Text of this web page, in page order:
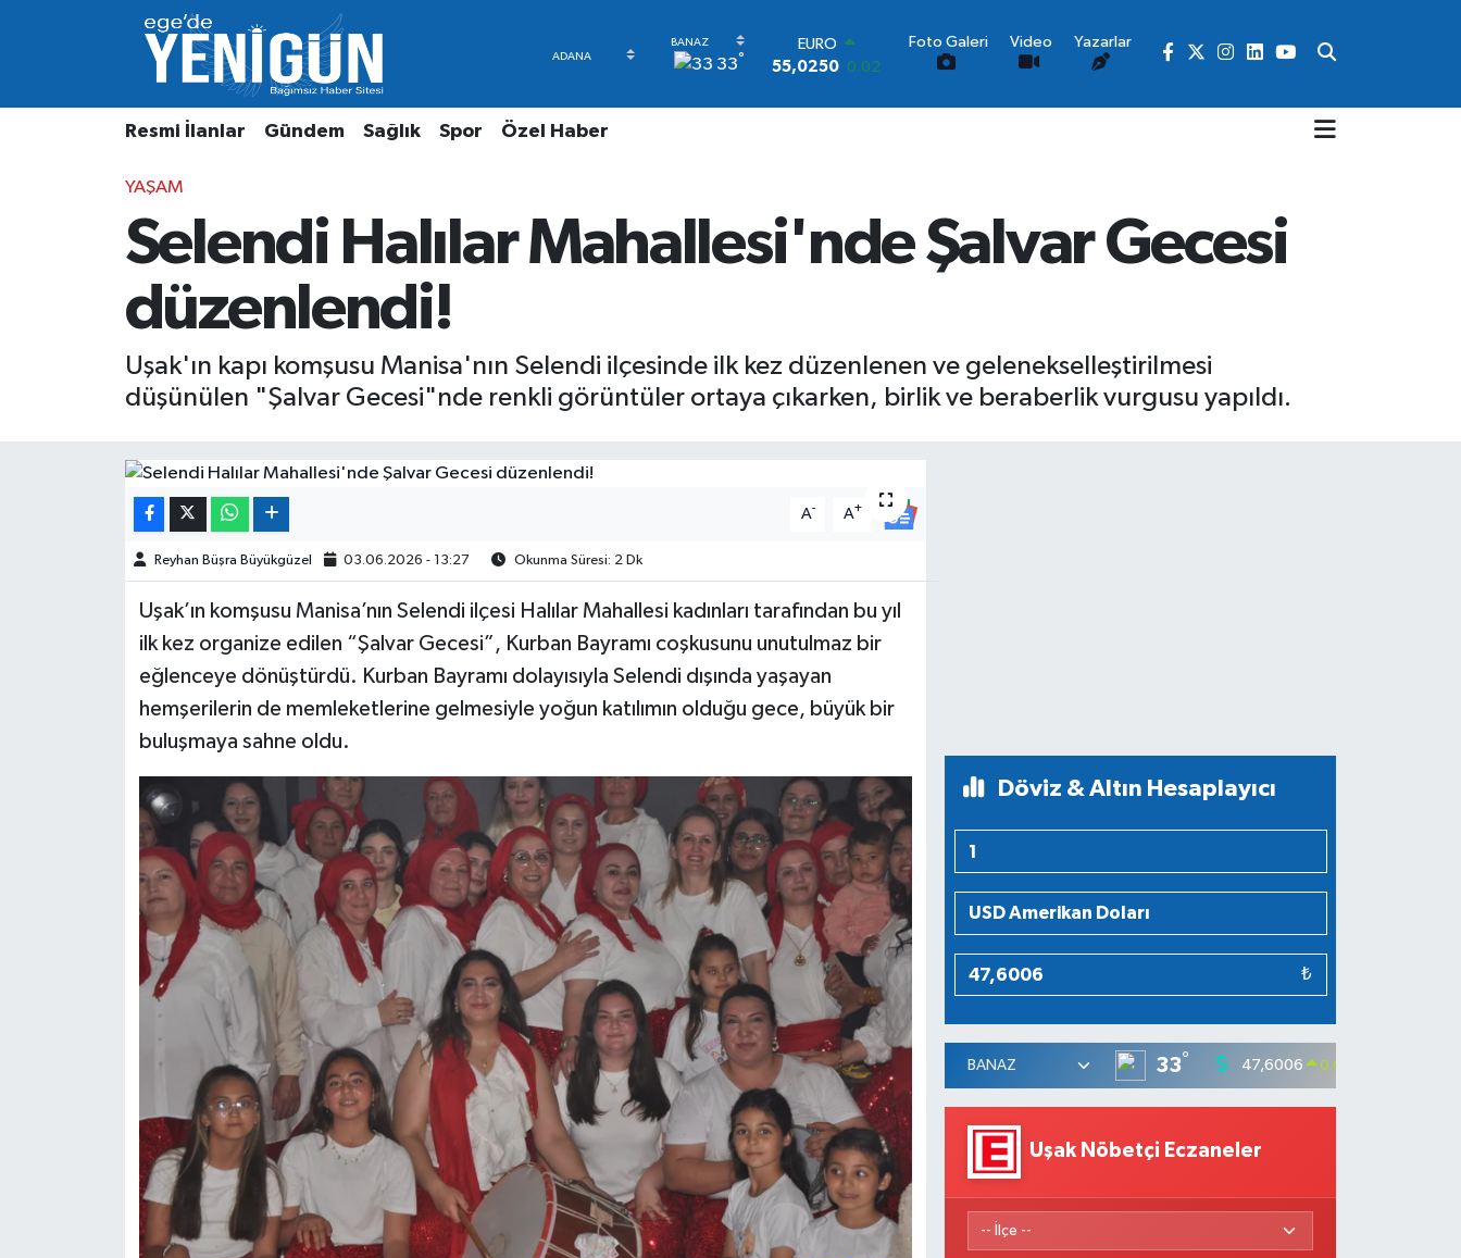
33°
STERLİN
64,2398
0.2
6513.94 0.32
DOLAR
47,6006
0.06
Foto Galeri Video Yazarlar
Resmi İlanlar Gündem Sağlık Spor Özel Haber
YAŞAM
Selendi Halılar Mahallesi'nde Şalvar Gecesi
düzenlendi!
Uşak'ın kapı komşusu Manisa'nın Selendi ilçesinde ilk kez düzenlenen ve gelenekselleştirilmesi
düşünülen "Şalvar Gecesi"nde renkli görüntüler ortaya çıkarken, birlik ve beraberlik vurgusu yapıldı.
A- A+
Reyhan Büşra Büyükgüzel 03.06.2026 - 13:27 Okunma Süresi: 2 Dk
Uşak’ın komşusu Manisa’nın Selendi ilçesi Halılar Mahallesi kadınları tarafından bu yıl
ilk kez organize edilen “Şalvar Gecesi”, Kurban Bayramı coşkusunu unutulmaz bir
eğlenceye dönüştürdü. Kurban Bayramı dolayısıyla Selendi dışında yaşayan
hemşerilerin de memleketlerine gelmesiyle yoğun katılımın olduğu gece, büyük bir
buluşmaya sahne oldu.
Döviz & Altın Hesaplayıcı
₺
33° 47,6006 0.06
Uşak Nöbetçi Eczaneler
Resmi İlanlar
Gündem
Özel Haber
Beyoğlu Nöbetçi Eczaneler
Beyoğlu Hava Durumu
Beyoğlu Trafik Yoğunluk Haritası
Süper Lig Puan Durumu ve Fikstür
Tüm Manşetler
Son Dakika Haberleri
Haber Arşivi